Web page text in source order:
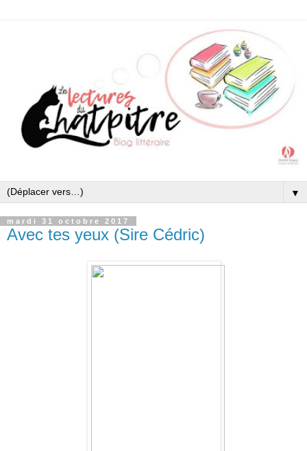
▼
mardi 31 octobre 2017
Avec tes yeux (Sire Cédric)